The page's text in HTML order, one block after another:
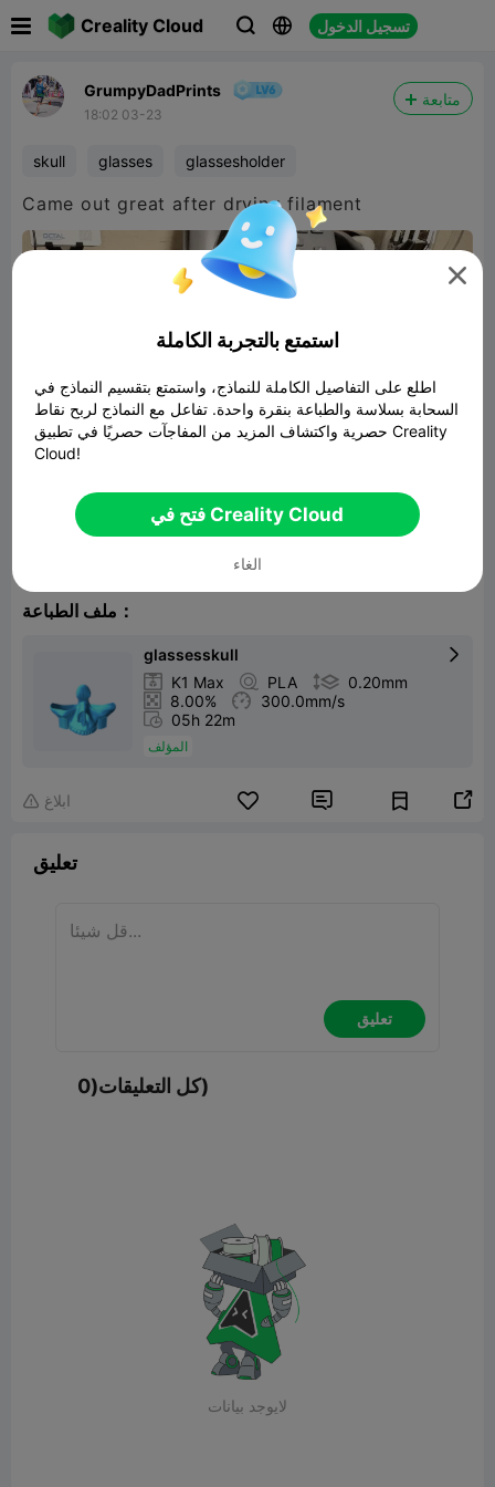
Creality Cloud   تسجيل الدخول
GrumpyDadPrints
18:02 03-23
متابعة
skull glasses glassesholder
Came out great after drying filament
Skull Glasses Holder
ملف الطباعة：
glassesskull 
 K1 Max  PLA  0.20mm
 8.00%  300.0mm/s
 05h 22m
المؤلف
 ابلاغ  
تعليق
تعليق
كل التعليقات(0)
لايوجد بيانات

استمتع بالتجربة الكاملة
اطلع على التفاصيل الكاملة للنماذج، واستمتع بتقسيم النماذج في
السحابة بسلاسة والطباعة بنقرة واحدة. تفاعل مع النماذج لربح نقاط
حصرية واكتشاف المزيد من المفاجآت حصريًا في تطبيق Creality
Cloud!
فتح في Creality Cloud
الغاء